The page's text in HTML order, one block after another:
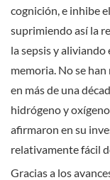
cognición, e inhibe
suprimiendo así la
la sepsis y
memoria. No se
en más de una
hidrógeno y
afirmaron en su
relativamente fácil
Gracias a los